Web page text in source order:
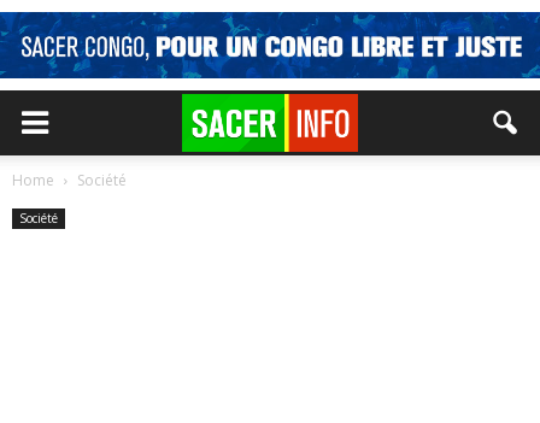
Home Société
Société